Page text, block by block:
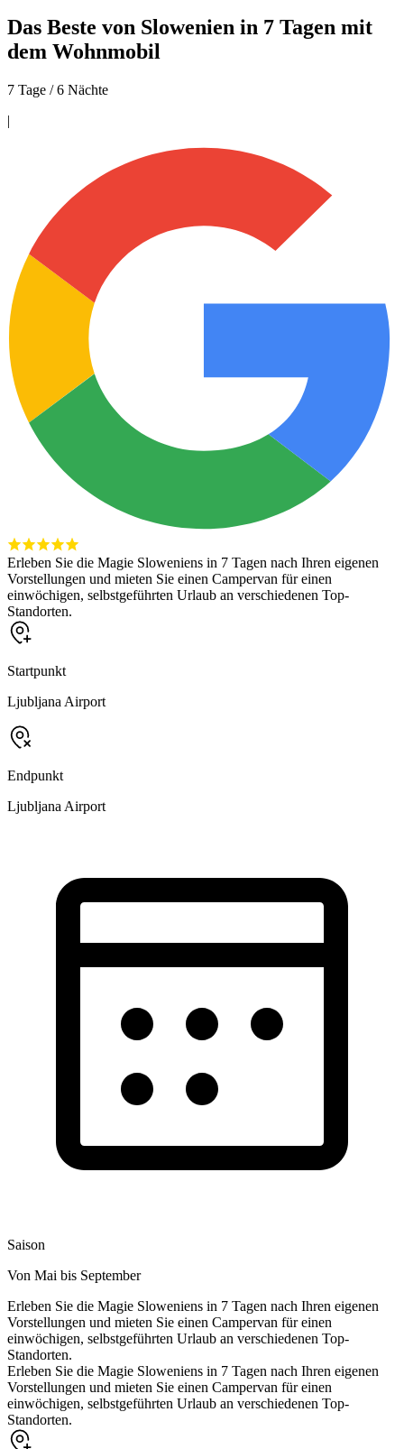
Das Beste von Slowenien in 7 Tagen mit
dem Wohnmobil
7 Tage / 6 Nächte
|
Erleben Sie die Magie Sloweniens in 7 Tagen nach Ihren eigenen
Vorstellungen und mieten Sie einen Campervan für einen
einwöchigen, selbstgeführten Urlaub an verschiedenen Top-
Standorten.
Startpunkt
Ljubljana Airport
Endpunkt
Ljubljana Airport
Saison
Von Mai bis September
Erleben Sie die Magie Sloweniens in 7 Tagen nach Ihren eigenen
Vorstellungen und mieten Sie einen Campervan für einen
einwöchigen, selbstgeführten Urlaub an verschiedenen Top-
Standorten.
Erleben Sie die Magie Sloweniens in 7 Tagen nach Ihren eigenen
Vorstellungen und mieten Sie einen Campervan für einen
einwöchigen, selbstgeführten Urlaub an verschiedenen Top-
Standorten.